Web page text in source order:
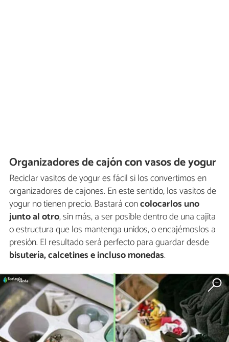
Organizadores de cajón con vasos de yogur
Reciclar vasitos de yogur es fácil si los convertimos en
organizadores de cajones. En este sentido, los vasitos de
yogur no tienen precio. Bastará concolocarlos uno
junto al otro, sin más, a ser posible dentro de una cajita
o estructura que los mantenga unidos, o encajémoslos a
presión. El resultado será perfecto para guardar desde
bisutería, calcetines e incluso monedas.